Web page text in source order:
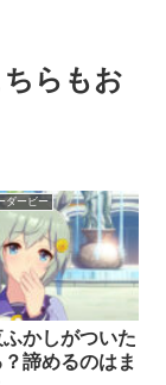
らもお
ダービー
かしがついた
諦めるのはま